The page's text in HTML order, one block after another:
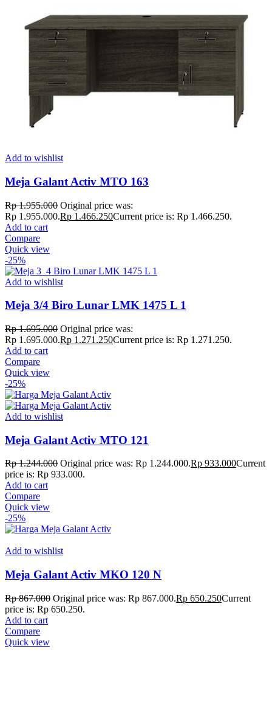
Add to wishlist
Meja Galant Activ MTO 163
Rp1.955.000 Original price was:
Rp 1.955.000.Rp 1.466.250Current price is: Rp 1.466.250.
Add to cart
Compare
Quick view
-25%
Add to wishlist
Meja 3/4 Biro Lunar LMK 1475 L 1
Rp1.695.000 Original price was:
Rp 1.695.000.Rp 1.271.250Current price is: Rp 1.271.250.
Add to cart
Compare
Quick view
-25%
Add to wishlist
Meja Galant Activ MTO 121
Rp1.244.000 Original price was: Rp 1.244.000.Rp 933.000Current
price is: Rp 933.000.
Add to cart
Compare
Quick view
-25%
Add to wishlist
Meja Galant Activ MKO 120 N
Rp867.000 Original price was: Rp 867.000.Rp 650.250Current
price is: Rp 650.250.
Add to cart
Compare
Quick view